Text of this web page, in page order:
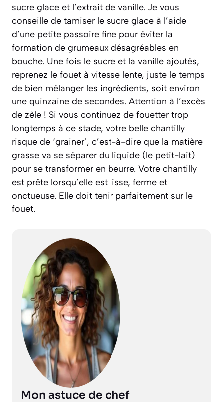
sucre glace et l’extrait de vanille. Je vous
conseille de tamiser le sucre glace à l’aide
d’une petite passoire fine pour éviter la
formation de grumeaux désagréables en
bouche. Une fois le sucre et la vanille ajoutés,
reprenez le fouet à vitesse lente, juste le temps
de bien mélanger les ingrédients, soit environ
une quinzaine de secondes. Attention à l’excès
de zèle ! Si vous continuez de fouetter trop
longtemps à ce stade, votre belle chantilly
risque de ‘grainer’, c’est-à-dire que la matière
grasse va se séparer du liquide (le petit-lait)
pour se transformer en beurre. Votre chantilly
est prête lorsqu’elle est lisse, ferme et
onctueuse. Elle doit tenir parfaitement sur le
fouet.
Mon astuce de chef